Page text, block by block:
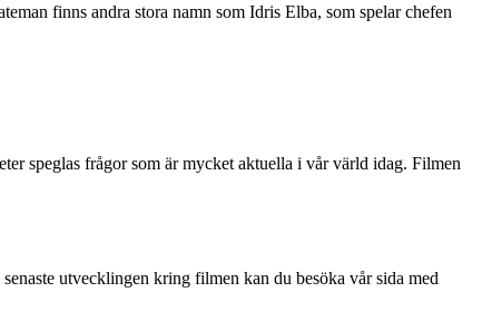
finns andra stora namn som Idris Elba, som spelar chefen
speglas frågor som är mycket aktuella i vår värld idag. Filmen
utvecklingen kring filmen kan du besöka vår sida med